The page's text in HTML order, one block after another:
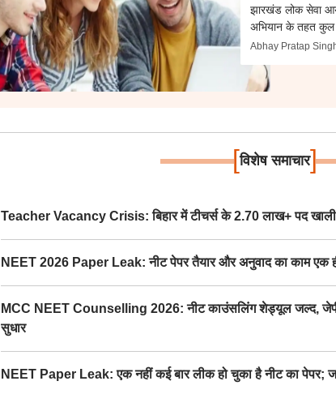
झारखंड लोक सेवा
अभियान के तहत कुल
Abhay Pratap
[विशेष समाचार]
Teacher Vacancy Crisis: बिहार में टीचर्स के 2.70 लाख+ पद
NEET 2026 Paper Leak: नीट पेपर तैयार और अनुवाद का काम एक
MCC NEET Counselling 2026: नीट काउंसलिंग शेड्यूल जल्द, जेपी
सुधार
NEET Paper Leak: एक नहीं कई बार लीक हो चुका है नीट का पेपर;